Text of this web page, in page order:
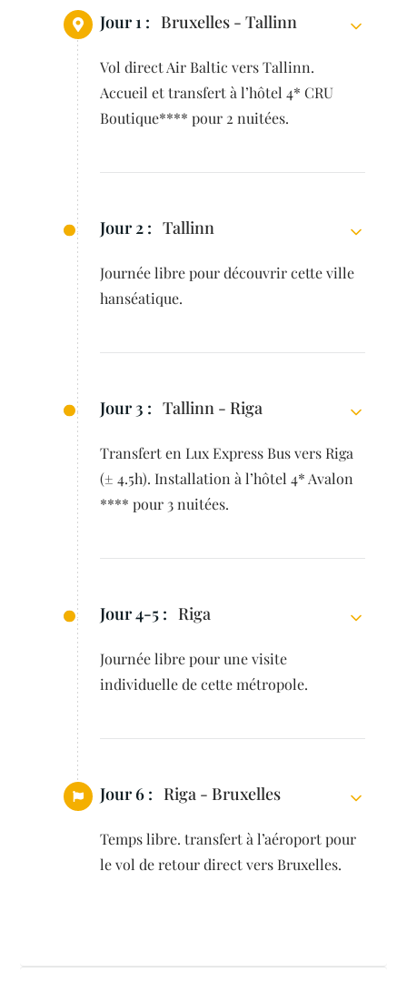
Jour 1 : Bruxelles - Tallinn
Vol direct Air Baltic vers Tallinn.
Accueil et transfert à l’hôtel 4* CRU
Boutique**** pour 2 nuitées.
Jour 2 : Tallinn
Journée libre pour découvrir cette ville
hanséatique.
Jour 3 : Tallinn - Riga
Transfert en Lux Express Bus vers Riga
(± 4.5h). Installation à l’hôtel 4* Avalon
**** pour 3 nuitées.
Jour 4-5 : Riga
Journée libre pour une visite
individuelle de cette métropole.
Jour 6 : Riga - Bruxelles
Temps libre. transfert à l’aéroport pour
le vol de retour direct vers Bruxelles.